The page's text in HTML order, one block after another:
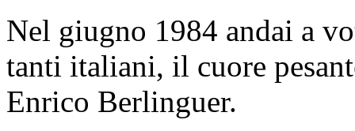
Nel giugno 1984 andai a
tanti italiani, il cuore
Enrico Berlinguer.